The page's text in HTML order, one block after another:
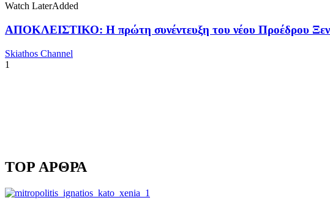
Watch LaterAdded
ΑΠΟΚΛΕΙΣΤΙΚΟ: Η πρώτη συνέντευξη του νέου Προέδρου
Skiathos Channel
1
TOP ΑΡΘΡΑ